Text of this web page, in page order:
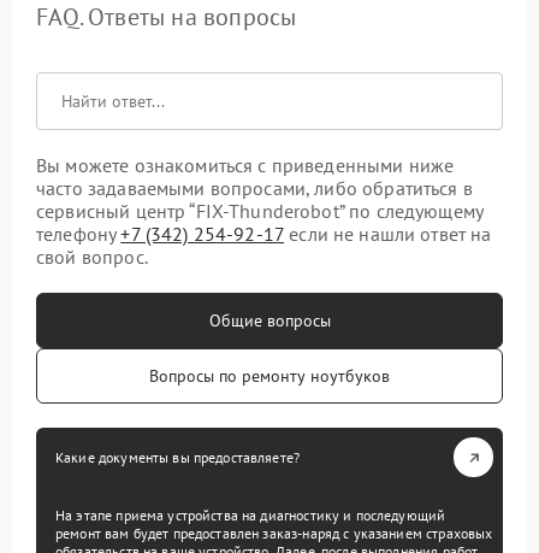
FAQ. Ответы на вопросы
Вы можете ознакомиться с приведенными ниже
часто задаваемыми вопросами, либо обратиться в
сервисный центр “FIX-Thunderobot” по следующему
телефону+7 (342) 254-92-17 если не нашли ответ на
свой вопрос.
Общие вопросы
Вопросы по ремонту ноутбуков
Какие документы вы предоставляете?
На этапе приема устройства на диагностику и последующий
ремонт вам будет предоставлен заказ-наряд с указанием страховых